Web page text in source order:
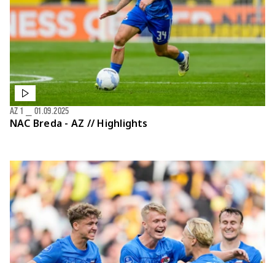
NAC Breda - AZ // Highlights
AZ 1 01.09.2025